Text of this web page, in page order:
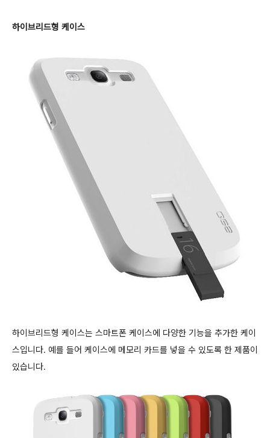
하이브리드형 케이스
하이브리드형 케이스는 스마트폰 케이스에 다양한 기능을 추가한 케이
스입니다. 예를 들어 케이스에 메모리 카드를 넣을 수 있도록 한 제품이
있습니다.